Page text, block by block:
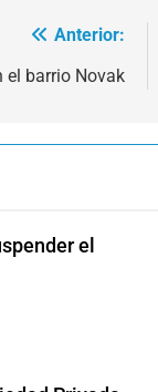
Anterior:
el barrio Novak
el